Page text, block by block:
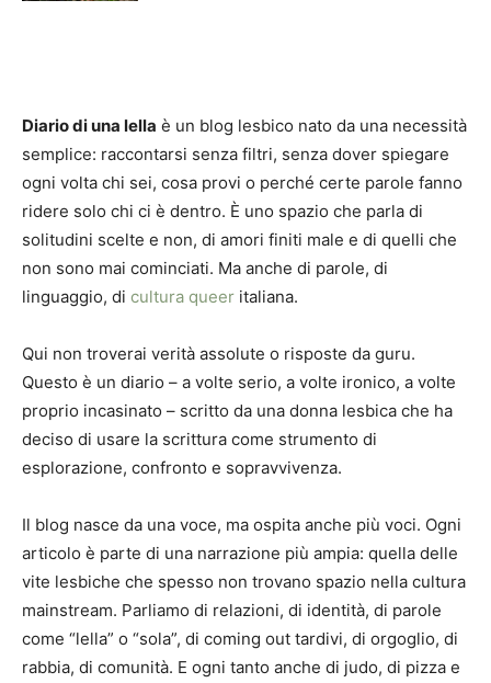
Diario di una lella è un blog lesbico nato da una necessità
semplice: raccontarsi senza filtri, senza dover spiegare
ogni volta chi sei, cosa provi o perché certe parole fanno
ridere solo chi ci è dentro. È uno spazio che parla di
solitudini scelte e non, di amori finiti male e di quelli che
non sono mai cominciati. Ma anche di parole, di
linguaggio, di cultura queer italiana.
Qui non troverai verità assolute o risposte da guru.
Questo è un diario – a volte serio, a volte ironico, a volte
proprio incasinato – scritto da una donna lesbica che ha
deciso di usare la scrittura come strumento di
esplorazione, confronto e sopravvivenza.
Il blog nasce da una voce, ma ospita anche più voci. Ogni
articolo è parte di una narrazione più ampia: quella delle
vite lesbiche che spesso non trovano spazio nella cultura
mainstream. Parliamo di relazioni, di identità, di parole
come “lella” o “sola”, di coming out tardivi, di orgoglio, di
rabbia, di comunità. E ogni tanto anche di judo, di pizza e